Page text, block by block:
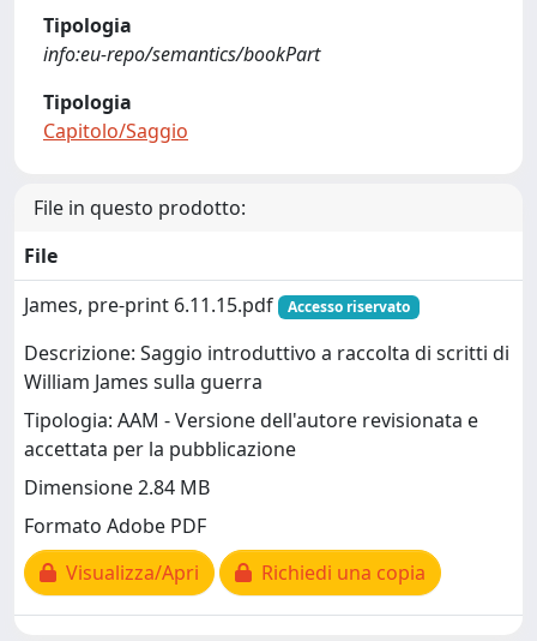
Tipologia
info:eu-repo/semantics/bookPart
Tipologia
Capitolo/Saggio
File in questo prodotto:
File
James, pre-print 6.11.15.pdf
Accesso riservato
Descrizione: Saggio introduttivo a raccolta di scritti di
William James sulla guerra
Tipologia: AAM - Versione dell'autore revisionata e
accettata per la pubblicazione
Dimensione 2.84 MB
Formato Adobe PDF
Visualizza/Apri
Richiedi una copia